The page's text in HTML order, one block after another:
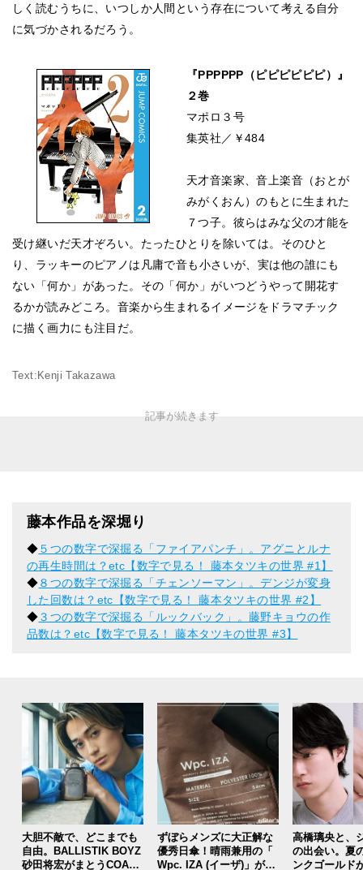
しく読むうちに、いつしか人間という存在について考える自分
に気づかされるだろう。
『PPPPPP（ピピピピピピ）』
２巻
マポロ３号
集英社／￥484
天才音楽家、音上楽音（おとが
みがくおん）のもとに生まれた
７つ子。彼らはみな父の才能を
受け継いだ天才ぞろい。たったひとりを除いては。そのひと
り、ラッキーのピアノは凡庸で音も小さいが、実は他の誰にも
ない「何か」があった。その「何か」がいつどうやって開花す
るかが読みどころ。音楽から生まれるイメージをドラマチック
に描く画力にも注目だ。
Text:Kenji Takazawa
藤本作品を深堀り
◆５つの数字で深掘る「ファイアパンチ」。アグニとルナ
の再生時間は？etc【数字で見る！ 藤本タツキの世界 #1】
◆８つの数字で深掘る「チェンソーマン」。デンジが変身
した回数は？etc【数字で見る！ 藤本タツキの世界 #2】
◆３つの数字で深掘る「ルックバック」。藤野キョウの作
品数は？etc【数字で見る！ 藤本タツキの世界 #3】
大胆不敵で、どこまでも
自由。BALLISTIK BOYZ
砂田将宏がまとうCOACH
ずぼらメンズに大正解な
優秀日傘！晴雨兼用の「
Wpc. IZA (イーザ)」があ
高橋璃央と、
の出会い。夏
ンクゴールド